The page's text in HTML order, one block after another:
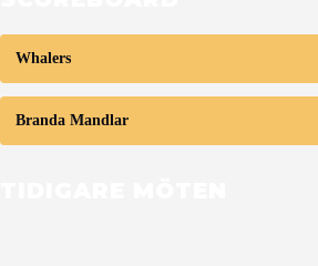
Whalers
Branda Mandlar